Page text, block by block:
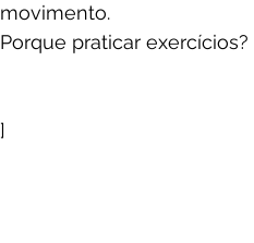
movimento.
Porque praticar exercícios?
]